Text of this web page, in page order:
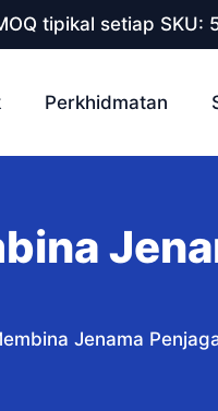
tipikal setiap SKU:
Perkhidmatan
Jenama